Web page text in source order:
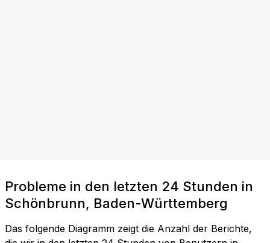
Probleme in den letzten 24 Stunden in
Schönbrunn, Baden-Württemberg
Das folgende Diagramm zeigt die Anzahl der Berichte,